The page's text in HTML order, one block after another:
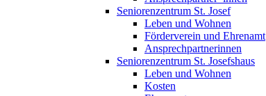
Seniorenzentrum St. Josef
Leben und Wohnen
Förderverein und Ehrenamt
Ansprechpartnerinnen
Seniorenzentrum St. Josefshaus
Leben und Wohnen
Kosten